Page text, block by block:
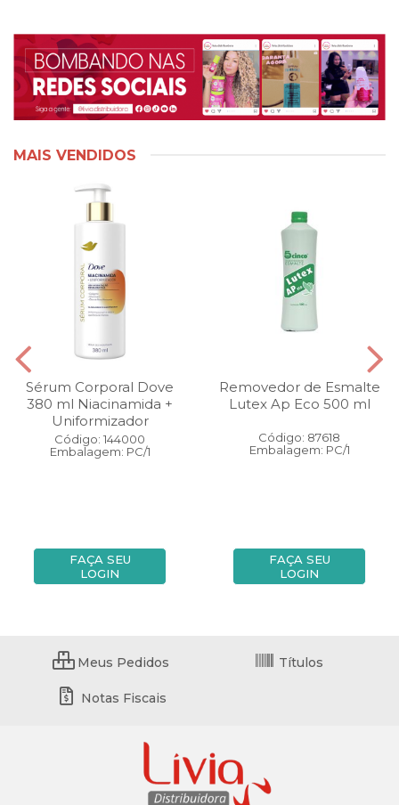
MAIS VENDIDOS
Sérum Corporal Dove
380 ml Niacinamida +
Uniformizador
Código: 144000
Embalagem: PC/1
FAÇA SEU
LOGIN
Removedor de Esmalte
Lutex Ap Eco 500 ml
Código: 87618
Embalagem: PC/1
FAÇA SEU
LOGIN
Meus Pedidos Títulos
Notas Fiscais